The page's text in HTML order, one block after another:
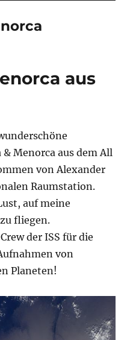
aus
Menorca aus dem All
von Alexander
Raumstation.
auf meine
fliegen.
der ISS für die
von
Planeten!